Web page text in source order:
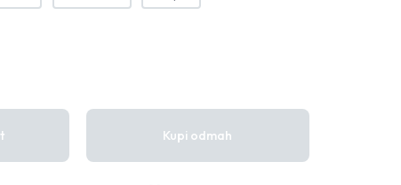
Sign in
Kupi odmah